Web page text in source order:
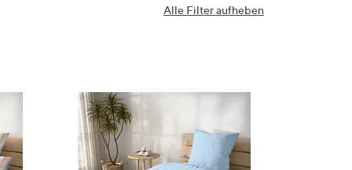
Alle Filter aufheben